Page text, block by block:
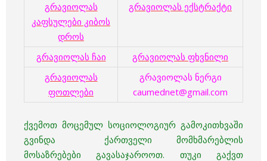
გრავიოლას
კაფსულები კიბოს
დროს
გრავიოლას ექსტრაქტი
გრავიოლას ჩაი
გრავიოლას ფხვნილი
გრავიოლას
ფოთლები
გრავიოლას ნერგი
caumednet@gmail.com
ქვემოთ მოცემულ სოციოლოგიურ გამოკითხვაში
გვინდა ქართველი მომხმარებლის
მოსაზრებებიგავასაჯაროოთ. თუკი გაქვთ